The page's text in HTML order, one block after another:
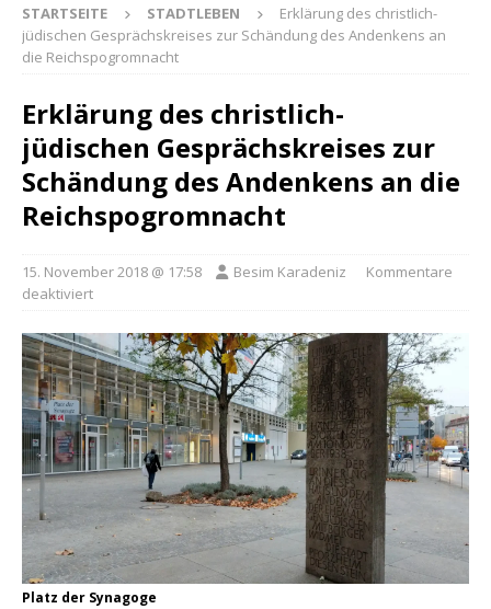
STARTSEITE STADTLEBEN
Erklärung des christlich-
jüdischen Gesprächskreises zur Schändung des Andenkens an
die Reichspogromnacht
Erklärung des christlich-
jüdischen Gesprächskreises zur
Schändung des Andenkens an die
Reichspogromnacht
15. November 2018 @ 17:58 Besim Karadeniz
Kommentare
deaktiviert
Platz der Synagoge